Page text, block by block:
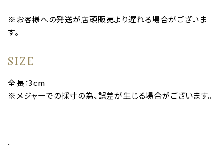
※お客様への発送が店頭販売より遅れる場合がございま
す。
SIZE
全長：3cm
※メジャーでの採寸の為、誤差が生じる場合がございます。
.